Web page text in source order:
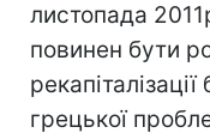
листопада
повинен бути
грецької